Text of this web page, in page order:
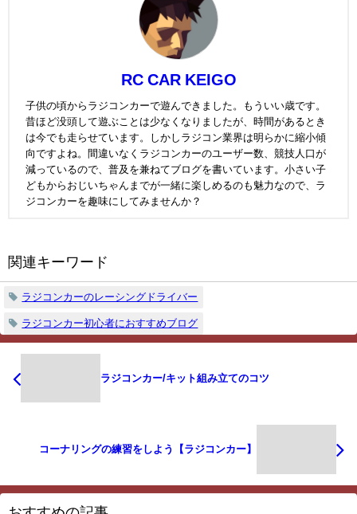
RC CAR KEIGO
子供の頃からラジコンカーで遊んできました。もういい歳です。
昔ほど没頭して遊ぶことは少なくなりましたが、時間があるとき
は今でも走らせています。しかしラジコン業界は明らかに縮小傾
向ですよね。間違いなくラジコンカーのユーザー数、競技人口が
減っているので、普及を兼ねてブログを書いています。小さい子
どもからおじいちゃんまでが一緒に楽しめるのも魅力なので、ラ
ジコンカーを趣味にしてみませんか？
関連キーワード
ラジコンカーのレーシングドライバー
ラジコンカー初心者におすすめブログ
ラジコンカー/キット組み立てのコツ
コーナリングの練習をしよう【ラジコンカー】